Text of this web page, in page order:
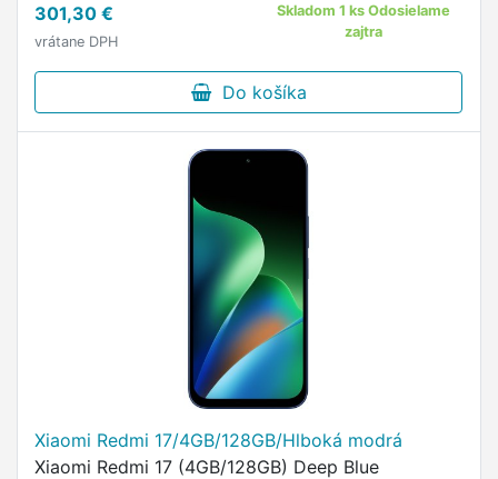
pamäť: 128 GB Slot pre pamäťovú …
301,30 €
vrátane DPH
Skladom 1 ks Odosielame
zajtra
Do košíka
Xiaomi Redmi 17/4GB/128GB/Hlboká modrá
Xiaomi Redmi 17 (4GB/128GB) Deep Blue